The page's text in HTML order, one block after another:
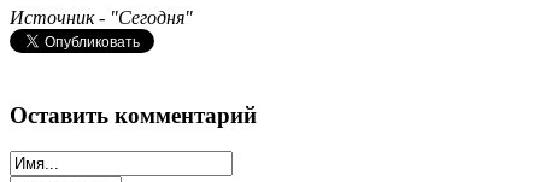
Источник - "Сегодня"
Оставить комментарий